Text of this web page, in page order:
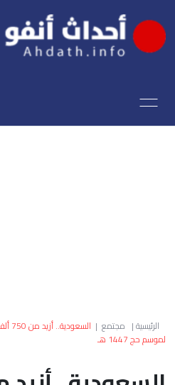
الرئيسية| مجتمع |
لموسم حج 1447 هـ